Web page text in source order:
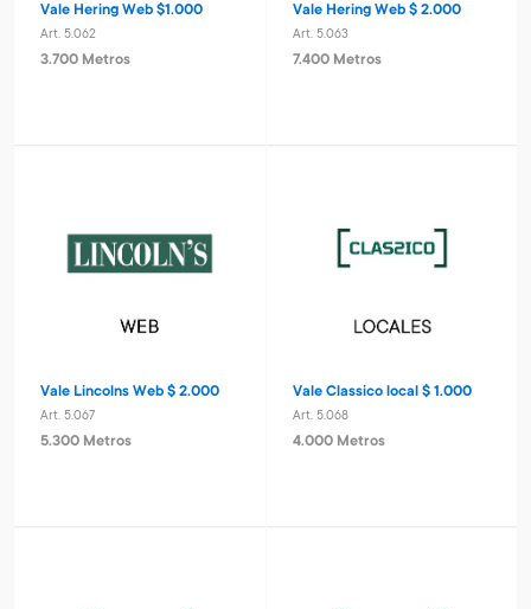
Vale Hering Web $1.000
Art. 5.062
3.700 Metros
Vale Hering Web $ 2.000
Art. 5.063
7.400 Metros
Vale Lincolns Web $ 2.000
Art. 5.067
5.300 Metros
Vale Classico local $ 1.000
Art. 5.068
4.000 Metros